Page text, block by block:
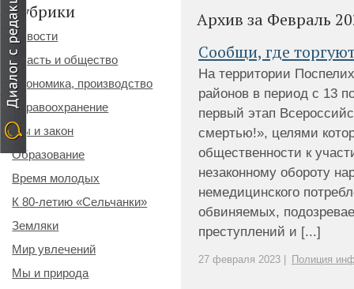
Архив за Февраль
Сообщи, где
На территории
районов в период с 13
первый этап
смертью!», целями
общественности к
незаконному обороту
немедицинского
обвиняемых,
преступлений и [...]
27 февраля 2023 | Полиция
Рубрики
Новости
Власть и общество
Экономика, производство
Здравоохранение
Мы и закон
Образование
Время молодых
К 80-летию «Сельчанки»
Земляки
Мир увлечений
Мы и природа